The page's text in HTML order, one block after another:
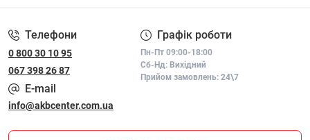
Телефони
0 800 30 10 95
067 398 26 87
Графік роботи
Пн-Пт 09:00-18:00
Сб-Нд: Вихідний
Прийом замовлень: 24\7
E-mail
info@akbcenter.com.ua